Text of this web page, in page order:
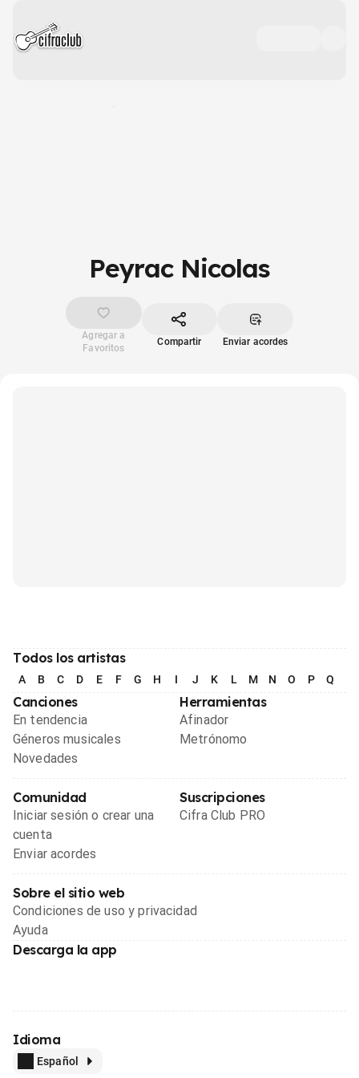
Peyrac Nicolas
Agregar a
Favoritos
Compartir Enviar acordes
Todos los artistas
A B C D E F G H I J K L M N O P Q
Canciones
En tendencia
Géneros musicales
Novedades
Herramientas
Afinador
Metrónomo
Comunidad
Iniciar sesión o crear una
cuenta
Enviar acordes
Suscripciones
Cifra Club PRO
Sobre el sitio web
Condiciones de uso y privacidad
Ayuda
Descarga la app
Idioma
Español